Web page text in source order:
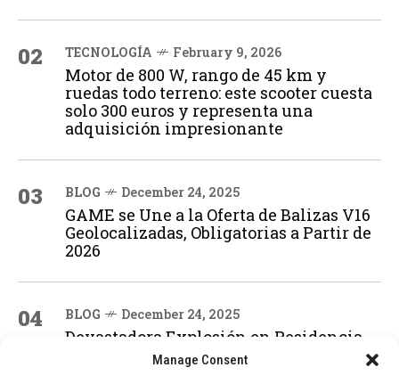
Manage Consent
02 TECNOLOGÍA February 9, 2026
Motor de 800 W, rango de 45 km y
ruedas todo terreno: este scooter cuesta
solo 300 euros y representa una
adquisición impresionante
03 BLOG December 24, 2025
GAME se Une a la Oferta de Balizas V16
Geolocalizadas, Obligatorias a Partir de
2026
04 BLOG December 24, 2025
Devastadora Explosión en Residencia
de Ancianos de Pensilvania Deja al
Menos Dos Víctimas Fatales